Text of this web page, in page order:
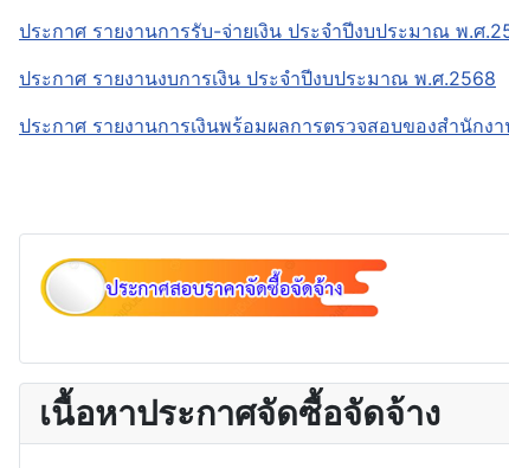
ประกาศ รายงานการรับ-จ่ายเงิน ประจำปีงบประมาณ พ.ศ
ประกาศ รายงานงบการเงิน ประจำปีงบประมาณ พ.ศ.2568
ประกาศ รายงานการเงินพร้อมผลการตรวจสอบของสำนัก
เนื้อหาประกาศจัดซื้อจัดจ้าง